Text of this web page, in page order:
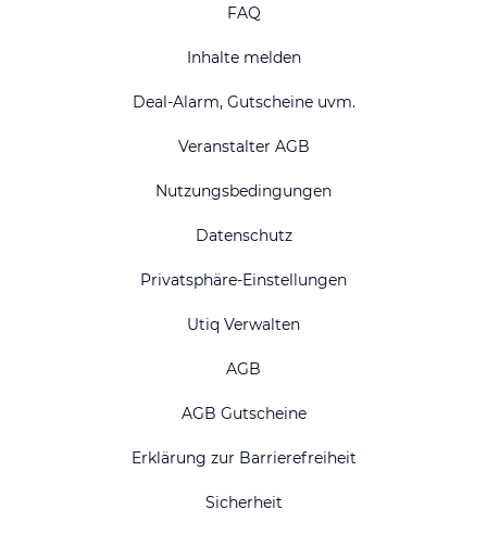
FAQ
Inhalte melden
Deal-Alarm, Gutscheine uvm.
Veranstalter AGB
Nutzungsbedingungen
Datenschutz
Privatsphäre-Einstellungen
Utiq Verwalten
AGB
AGB Gutscheine
Erklärung zur Barrierefreiheit
Sicherheit